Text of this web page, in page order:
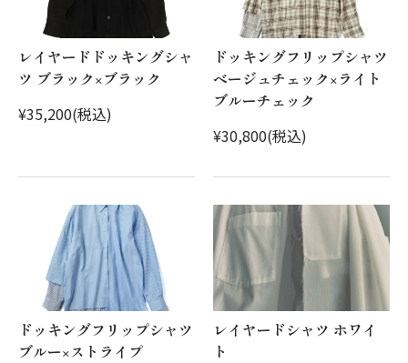
レイヤードドッキングシャ
ツ ブラック×ブラック
¥35,200(税込)
ドッキングフリップシャツ
ベージュチェック×ライト
ブルーチェック
¥30,800(税込)
ドッキングフリップシャツ
ブルー×ストライプ
レイヤードシャツ ホワイ
ト